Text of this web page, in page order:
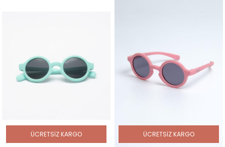
ÜCRETSIZ KARGO ÜCRETSIZ KARGO